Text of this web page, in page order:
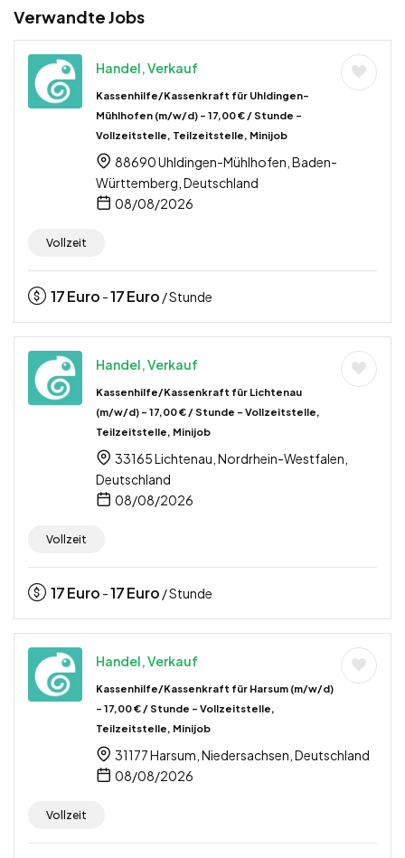
Verwandte Jobs
Handel, Verkauf
Kassenhilfe/Kassenkraft für Uhldingen-
Mühlhofen (m/w/d) – 17,00 € / Stunde –
Vollzeitstelle, Teilzeitstelle, Minijob
88690 Uhldingen-Mühlhofen, Baden-
Württemberg, Deutschland
08/08/2026
Vollzeit
17Euro -17Euro / Stunde
Handel, Verkauf
Kassenhilfe/Kassenkraft für Lichtenau
(m/w/d) – 17,00 € / Stunde – Vollzeitstelle,
Teilzeitstelle, Minijob
33165 Lichtenau, Nordrhein-Westfalen,
Deutschland
08/08/2026
Vollzeit
17Euro -17Euro / Stunde
Handel, Verkauf
Kassenhilfe/Kassenkraft für Harsum (m/w/d)
– 17,00 € / Stunde – Vollzeitstelle,
Teilzeitstelle, Minijob
31177 Harsum, Niedersachsen, Deutschland
08/08/2026
Vollzeit